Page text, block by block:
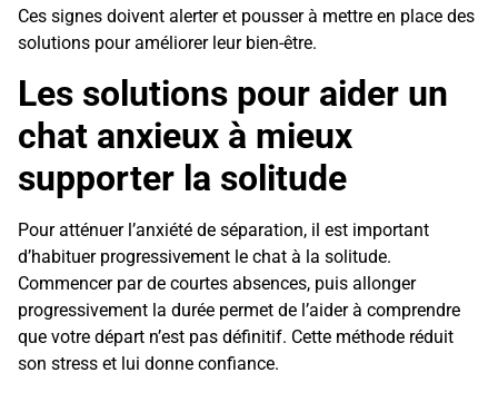
Ces signes doivent alerter et pousser à mettre en place des
solutions pour améliorer leur bien-être.
Les solutions pour aider un
chat anxieux à mieux
supporter la solitude
Pour atténuer l’anxiété de séparation, il est important
d’habituer progressivement le chat à la solitude.
Commencer par de courtes absences, puis allonger
progressivement la durée permet de l’aider à comprendre
que votre départ n’est pas définitif. Cette méthode réduit
son stress et lui donne confiance.